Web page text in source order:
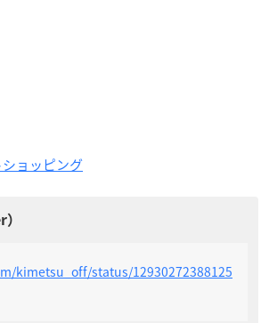
ョッピング
kimetsu_off/status/12930272388125